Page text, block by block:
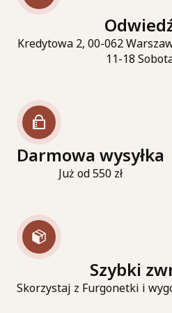
Kredytowa 2, 00-062
11-18
Darmowa wysyłka
Już od 550 zł
Szybki
Skorzystaj z Furgonetki i